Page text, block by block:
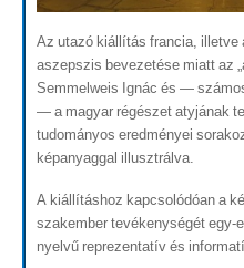
Az utazó kiállítás francia, illetve
aszepszis bevezetése miatt az
Semmelweis Ignác és —
— a magyar régészet atyjának
tudományos eredményei
képanyaggal illusztrálva.
A kiállításhoz kapcsolódóan a
szakember tevékenységét egy-
nyelvű reprezentatív és